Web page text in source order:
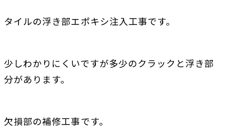
タイルの浮き部エポキシ注入工事です。
少しわかりにくいですが多少のクラックと浮き部
分があります。
欠損部の補修工事です。